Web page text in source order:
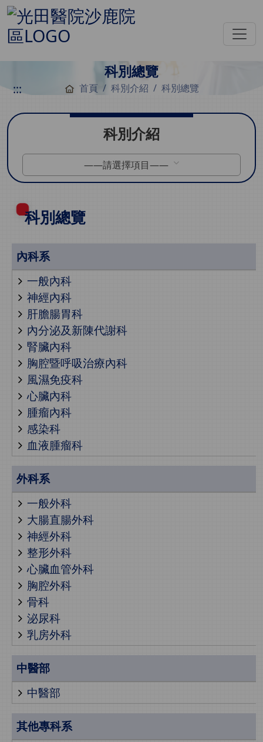
科別總覽
::: 首頁 科別介紹 科別總覽
科別介紹
——請選擇項目——
科別總覽
內科系
一般內科
神經內科
肝膽腸胃科
內分泌及新陳代謝科
腎臟內科
胸腔暨呼吸治療內科
風濕免疫科
心臟內科
腫瘤內科
感染科
血液腫瘤科
外科系
一般外科
大腸直腸外科
神經外科
整形外科
心臟血管外科
胸腔外科
骨科
泌尿科
乳房外科
中醫部
中醫部
其他專科系